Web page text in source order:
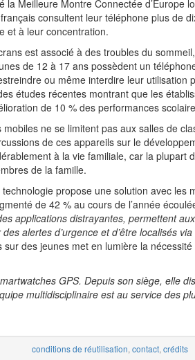
la Meilleure Montre Connectée d’Europe
consultent leur téléphone plus de
et à leur concentration.
est associé à des troubles du
de 12 à 17 ans possèdent un
ou même interdire leur utilisation
études récentes montrant que les
de 10 % des performances
ne se limitent pas aux salles de
de ces appareils sur le
à la vie familiale, car la plupart
de la famille.
propose une solution avec les
de 42 % au cours de l’année
applications distrayantes, permettent
alertes d’urgence et d’être localisés via
sur des jeunes met en lumière la
GPS. Depuis son siège, elle
multidisciplinaire est au service des
conditions de réutilisation, contact, crédits